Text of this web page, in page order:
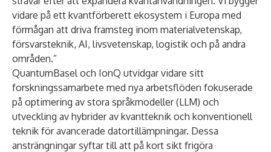
vidare på ett kvantförberett ekosystem i Europa med
förmågan att driva framsteg inom materialvetenskap,
försvarsteknik, AI, livsvetenskap, logistik och på andra
områden.”
QuantumBasel och IonQ utvidgar vidare sitt
forskningssamarbete med nya arbetsflöden fokuserade
på optimering av stora språkmodeller (LLM) och
utveckling av hybrider av kvantteknik och konventionell
teknik för avancerade datortillämpningar. Dessa
ansträngningar syftar till att på kort sikt frigöra